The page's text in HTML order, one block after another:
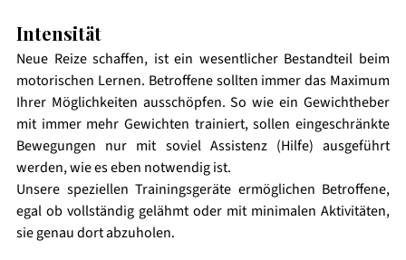
Intensität
Neue Reize schaffen, ist ein wesentlicher Bestandteil beim
motorischen Lernen. Betroffene sollten immer das Maximum
Ihrer Möglichkeiten ausschöpfen. So wie ein Gewichtheber
mit immer mehr Gewichten trainiert, sollen eingeschränkte
Bewegungen nur mit soviel Assistenz (Hilfe) ausgeführt
werden, wie es eben notwendig ist.
Unsere speziellen Trainingsgeräte ermöglichen Betroffene,
egal ob vollständig gelähmt oder mit minimalen Aktivitäten,
sie genau dort abzuholen.